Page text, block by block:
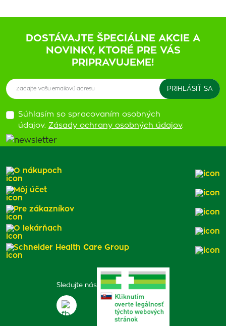
DOSTÁVAJTE ŠPECIÁLNE AKCIE A
NOVINKY, KTORÉ PRE VÁS
PRIPRAVUJEME!
Súhlasím so spracovaním osobných
údajov. Zásady ochrany osobných údajov.
Sledujte nás
O nákupoch
Môj účet
Pre zákazníkov
O lekárňach
Schneider Health Care Group